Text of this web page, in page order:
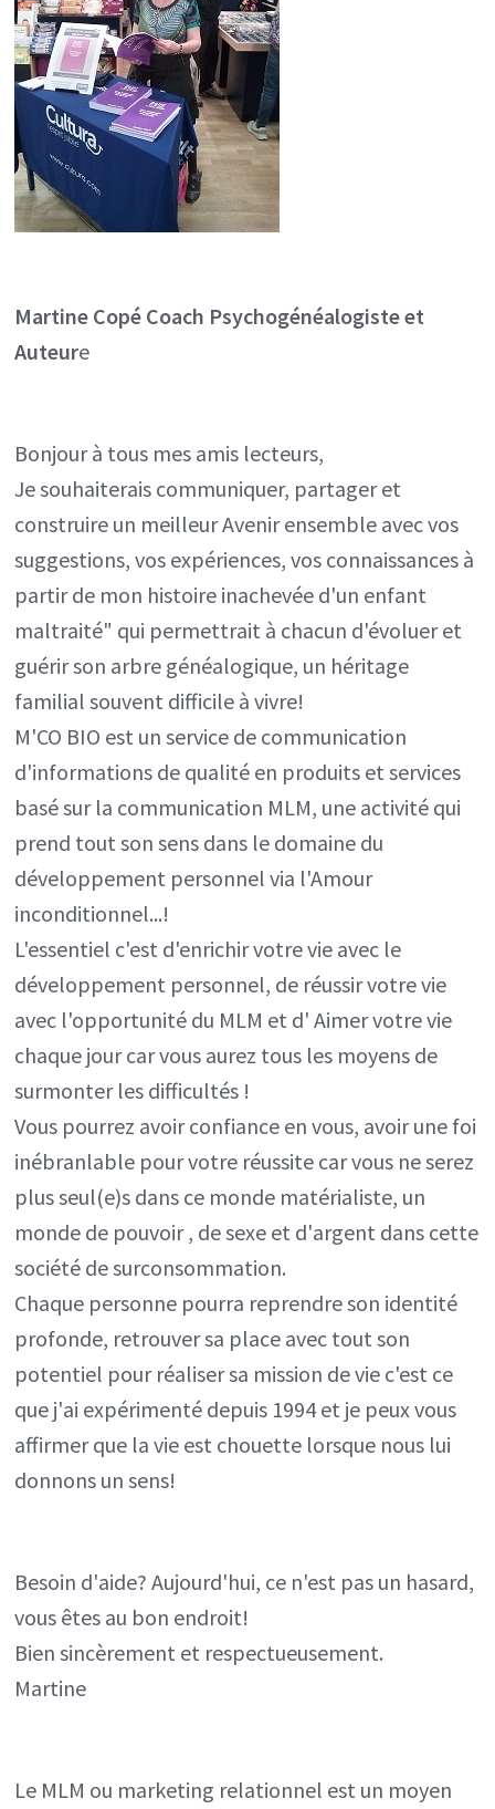
Martine Copé Coach Psychogénéalogiste et
Auteure
Bonjour à tous mes amis lecteurs,
Je souhaiterais communiquer, partager et
construire un meilleur Avenir ensemble avec vos
suggestions, vos expériences, vos connaissances à
partir de mon histoire inachevée d'un enfant
maltraité" qui permettrait à chacun d'évoluer et
guérir son arbre généalogique, un héritage
familial souvent difficile à vivre!
M'CO BIO est un service de communication
d'informations de qualité en produits et services
basé sur la communication MLM, une activité qui
prend tout son sens dans le domaine du
développement personnel via l'Amour
inconditionnel...!
L'essentiel c'est d'enrichir votre vie avec le
développement personnel, de réussir votre vie
avec l'opportunité du MLM et d' Aimer votre vie
chaque jour car vous aurez tous les moyens de
surmonter les difficultés !
Vous pourrez avoir confiance en vous, avoir une foi
inébranlable pour votre réussite car vous ne serez
plus seul(e)s dans ce monde matérialiste, un
monde de pouvoir , de sexe et d'argent dans cette
société de surconsommation.
Chaque personne pourra reprendre son identité
profonde, retrouver sa place avec tout son
potentiel pour réaliser sa mission de vie c'est ce
que j'ai expérimenté depuis 1994 et je peux vous
affirmer que la vie est chouette lorsque nous lui
donnons un sens!
Besoin d'aide? Aujourd'hui, ce n'est pas un hasard,
vous êtes au bon endroit!
Bien sincèrement et respectueusement.
Martine
Le MLM ou marketing relationnel est un moyen